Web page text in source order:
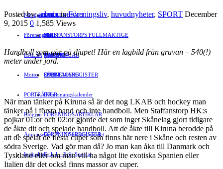
LOKALDEBATT
STAFFANSTORPS FULLMÄKTIGE
VAL 2014
KULTUR
Mat
RESOR
EVENEMANG
Evenemangskalender
Näringsliv
JOBB
HANDEL
FÖRETAGSREGISTER
Föreningsliv
FÖRENINGAR
SPORT
DJUR
FÖRENINGSARTIKLAR
FÖRENINGSREGISTER
HÄLSA
Motor
PORTRÄTT
Bloggar
Gert Å – I Småstadsvimlet
Erik J – Erik Speglar
Annonsera
Insändare
Posted by:admininFöreningsliv, huvudnyheter, SPORT December
9, 2015 0 1,585 Views
Handboll som går på djupet! Här en lagbild från gruvan – 540(!)
meter under jord.
När man tänker på Kiruna så är det nog LKAB och hockey man
tänker på i första hand och inte handboll. Men Staffanstorp HK:s
pojkar 01:or och 02:or gjorde det som inget Skånelag gjort tidigare
de åkte dit och spelade handboll. Att de åkte till Kiruna berodde på
att de spelat de flesta cuper som finns här nere i Skåne och resten av
södra Sverige. Vad gör man då? Jo man kan åka till Danmark och
Tyskland eller om man vill ha något lite exotiska Spanien eller
Italien där det också finns massor av cuper.